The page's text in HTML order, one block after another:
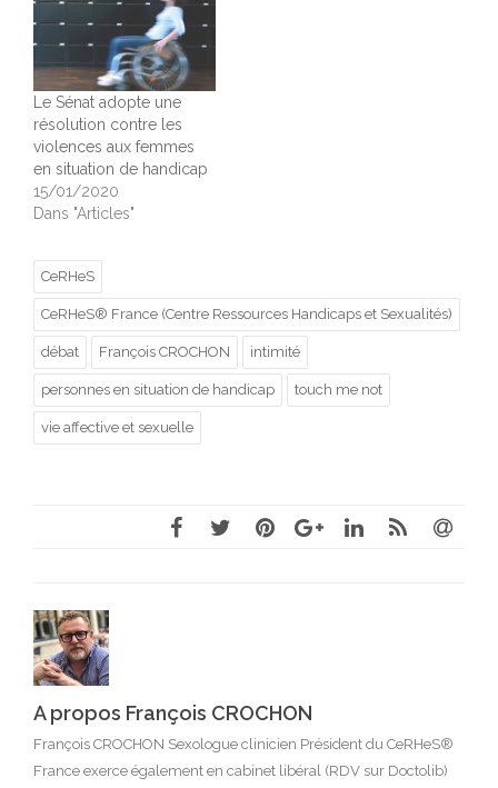
Le Sénat adopte une
résolution contre les
violences aux femmes
en situation de handicap
15/01/2020
Dans "Articles"
CeRHeS
CeRHeS® France (Centre Ressources Handicaps et Sexualités)
débat François CROCHON intimité
personnes en situation de handicap touch me not
vie affective et sexuelle
A propos François CROCHON
François CROCHON Sexologue clinicien Président du CeRHeS®
France exerce également en cabinet libéral (RDV sur Doctolib)